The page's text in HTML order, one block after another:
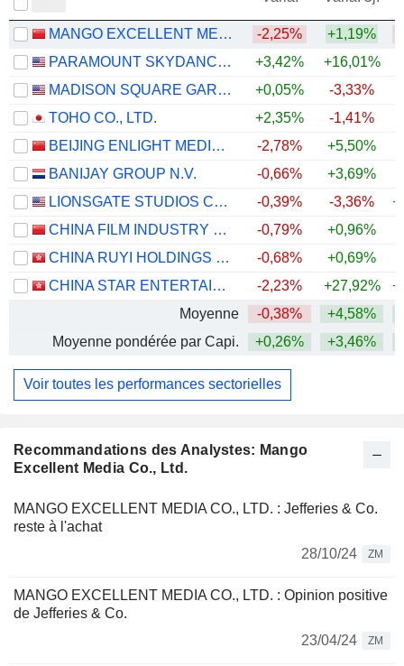
Recommandations des Analystes: Mango
Excellent Media Co., Ltd.
MANGO EXCELLENT MEDIA CO., LTD. : Jefferies & Co.
reste à l'achat
28/10/24
ZM
MANGO EXCELLENT MEDIA CO., LTD. : Opinion positive
de Jefferies & Co.
23/04/24
ZM
MANGO EXCELLENT MEDIA CO., LTD. -2,25% +1,19%
PARAMOUNT SKYDANCE CORPORATION
+3,42% +16,01%
MADISON SQUARE GARDEN SPORTS CORP.
+0,05% -3,33%
TOHO CO., LTD.
+2,35% -1,41%
BEIJING ENLIGHT MEDIA CO., LTD
-2,78% +5,50%
BANIJAY GROUP N.V.
-0,66% +3,69%
LIONSGATE STUDIOS CORP.
-0,39% -3,36%
CHINA FILM INDUSTRY GROUP CO., LTD.
-0,79% +0,96%
CHINA RUYI HOLDINGS LIMITED
-0,68% +0,69%
CHINA STAR ENTERTAINMENT LIMITED
-2,23% +27,92%
Moyenne
-0,38% +4,58%
Moyenne pondérée par Capi.
+0,26% +3,46%
Voir toutes les performances sectorielles